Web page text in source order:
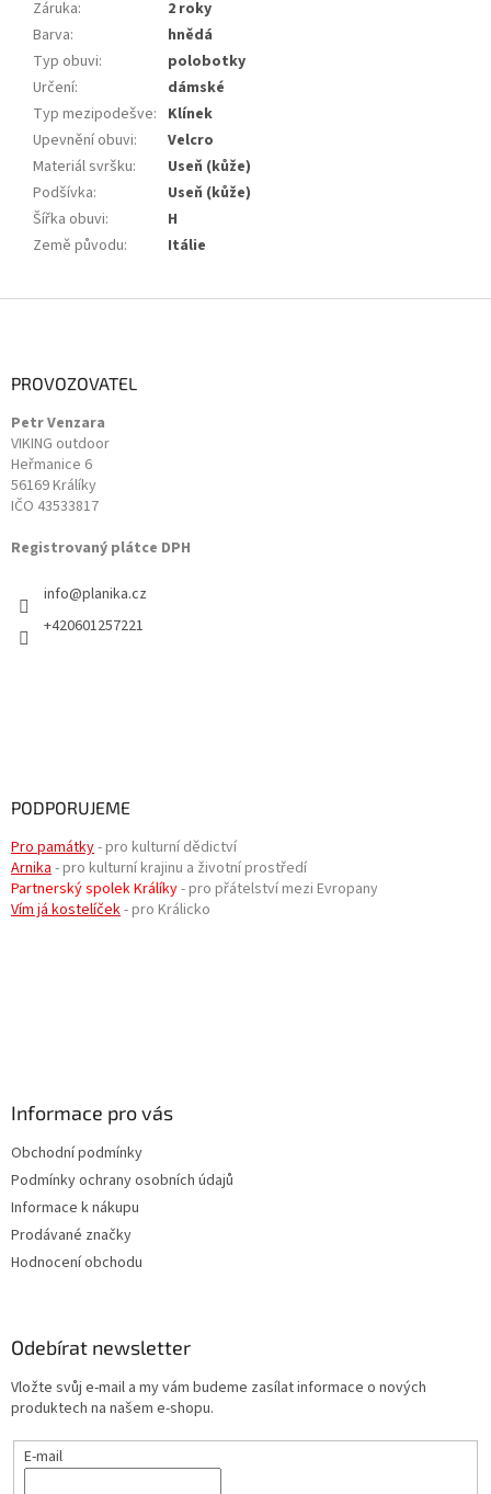
Záruka:
2 roky
Barva:
hnědá
Typ obuvi:
polobotky
Určení:
dámské
Typ mezipodešve: Klínek
Upevnění obuvi:
Velcro
Materiál svršku:
Useň (kůže)
Podšívka:
Useň (kůže)
Šířka obuvi:
H
Země původu: Itálie
PROVOZOVATEL
Petr Venzara
VIKING outdoor
Heřmanice 6
56169 Králíky
IČO 43533817
Registrovaný plátce DPH
info@planika.cz
+420601257221
PODPORUJEME
Pro památky- pro kulturní dědictví
Arnika- pro kulturní krajinu a životní prostředí
Partnerský spolek Králíky- pro přátelství mezi Evropany
Vím já kostelíček- pro Králicko
Informace pro vás
Obchodní podmínky
Podmínky ochrany osobních údajů
Informace k nákupu
Prodávané značky
Hodnocení obchodu
Odebírat newsletter
Vložte svůj e-mail a my vám budeme zasílat informace o nových
produktech na našem e-shopu.
E-mail